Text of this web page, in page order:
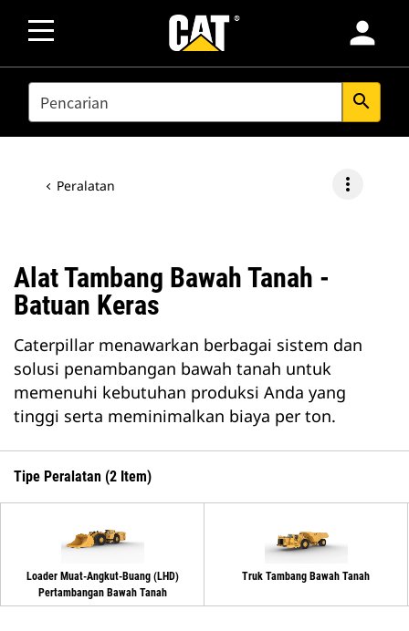
person
SEARCH search
Peralatan more_vert
Alat Tambang Bawah Tanah -
Batuan Keras
Caterpillar menawarkan berbagai sistem dan
solusi penambangan bawah tanah untuk
memenuhi kebutuhan produksi Anda yang
tinggi serta meminimalkan biaya per ton.
Tipe Peralatan (2 Item)
Loader Muat-Angkut-Buang (LHD)
Pertambangan Bawah Tanah
Truk Tambang Bawah Tanah